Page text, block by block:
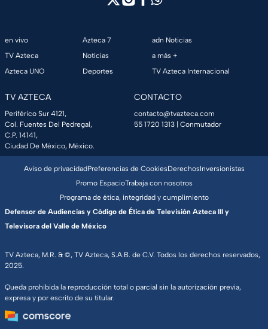
en vivo
TV Azteca
Azteca UNO
Azteca 7
Noticias
Deportes
adn Noticias
a más +
TV Azteca Internacional
TV AZTECA
Periférico Sur 4121,
Col. Fuentes Del Pedregal,
C.P. 14141,
Ciudad De México, México.
CONTACTO
contacto@tvazteca.com
55 1720 1313 | Conmutador
TV Azteca, M.R. & ©, TV Azteca, S.A.B. de C.V. Todos los derechos reservados,
2025.
Queda prohibida la reproducción total o parcial sin la autorización previa,
expresa y por escrito de su titular.
Aviso de privacidadPreferencias de CookiesDerechosInversionistas
Promo EspacioTrabaja con nosotros
Programa de ética, integridad y cumplimiento
Defensor de Audiencias y Código de Ética de Televisión Azteca III y
Televisora del Valle de México